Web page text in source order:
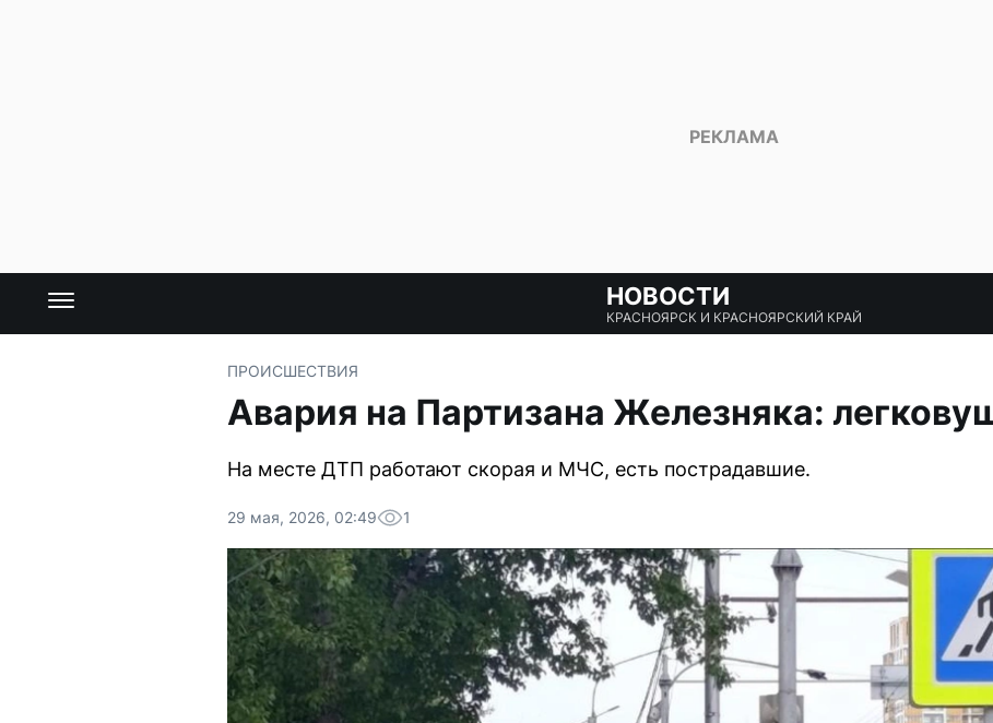
НОВОСТИ
КРАСНОЯРСК И КРАСНОЯРСКИЙ КРАЙ
ПРОИСШЕСТВИЯ
Авария на Партизана Железняка:
На месте ДТП работают скорая и МЧС, есть пострадавшие.
29 мая, 2026, 02:49 1